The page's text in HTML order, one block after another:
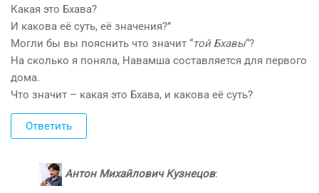
Какая это Бхава?
И какова её суть, её значения?”
Могли бы вы пояснить что значит “той Бхавы“?
На сколько я поняла, Навамша составляется для первого
дома.
Что значит – какая это Бхава, и какова её суть?
Ответить
Антон Михайлович Кузнецов: